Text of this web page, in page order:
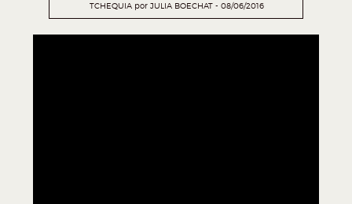
TCHEQUIA por JULIA BOECHAT 08/06/2016